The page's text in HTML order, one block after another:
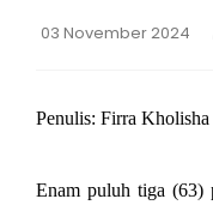
03 November 2024
Penulis: Firra
Enam puluh tiga (63)